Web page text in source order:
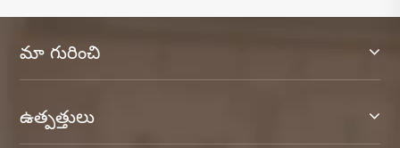
మా గురించి
ఉత్పత్తులు